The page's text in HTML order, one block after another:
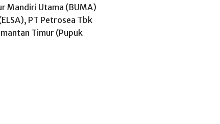
Mandiri Utama (BUMA)
PT Petrosea Tbk
Timur (Pupuk